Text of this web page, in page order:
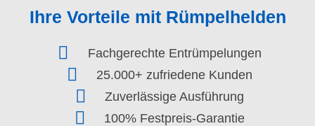
Ihre Vorteile mit Rümpelhelden
Fachgerechte Entrümpelungen
25.000+ zufriedene Kunden
Zuverlässige Ausführung
100% Festpreis-Garantie